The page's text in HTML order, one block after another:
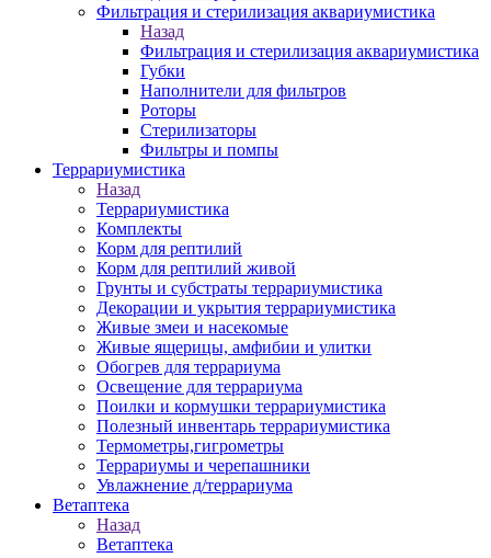
Фильтрация и стерилизация аквариумистика
Назад
Фильтрация и стерилизация аквариумистика
Губки
Наполнители для фильтров
Роторы
Стерилизаторы
Фильтры и помпы
Террариумистика
Назад
Террариумистика
Комплекты
Корм для рептилий
Корм для рептилий живой
Грунты и субстраты террариумистика
Декорации и укрытия террариумистика
Живые змеи и насекомые
Живые ящерицы, амфибии и улитки
Обогрев для террариума
Освещение для террариума
Поилки и кормушки террариумистика
Полезный инвентарь террариумистика
Термометры,гигрометры
Террариумы и черепашники
Увлажнение д/террариума
Ветаптека
Назад
Ветаптека